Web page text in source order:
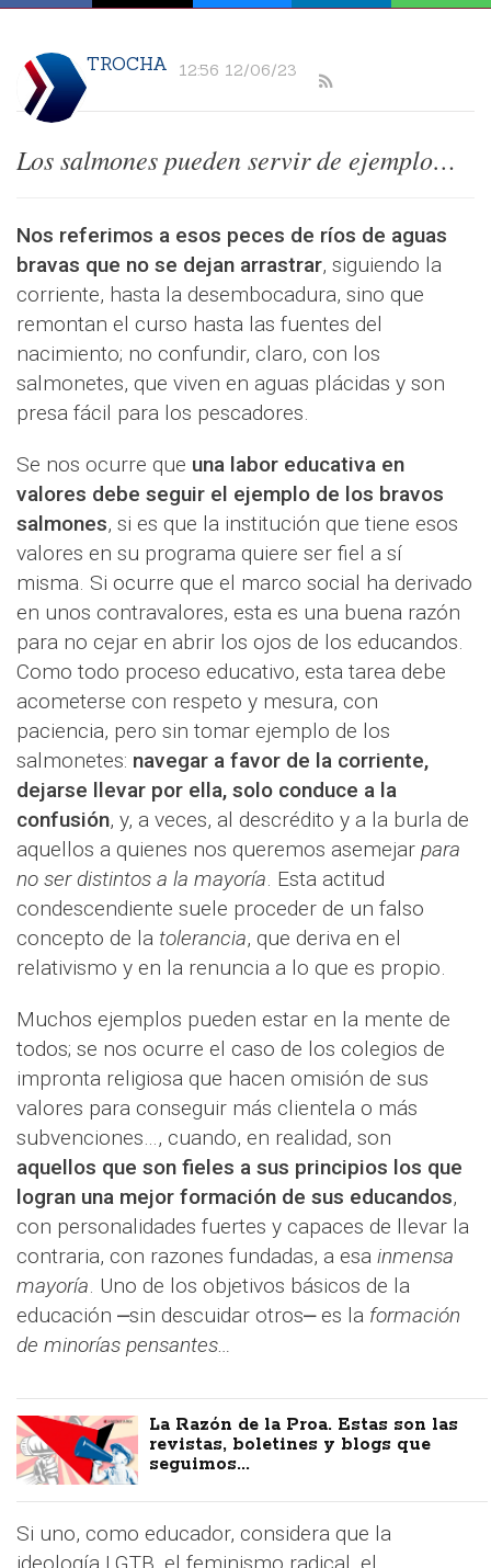
TROCHA 12:56 12/06/23
Los salmones pueden servir de ejemplo…
Nos referimos a esos peces de ríos de aguas
bravas que no se dejan arrastrar, siguiendo la
corriente, hasta la desembocadura, sino que
remontan el curso hasta las fuentes del
nacimiento; no confundir, claro, con los
salmonetes, que viven en aguas plácidas y son
presa fácil para los pescadores.
Se nos ocurre que una labor educativa en
valores debe seguir el ejemplo de los bravos
salmones, si es que la institución que tiene esos
valores en su programa quiere ser fiel a sí
misma. Si ocurre que el marco social ha derivado
en unos contravalores, esta es una buena razón
para no cejar en abrir los ojos de los educandos.
Como todo proceso educativo, esta tarea debe
acometerse con respeto y mesura, con
paciencia, pero sin tomar ejemplo de los
salmonetes: navegar a favor de la corriente,
dejarse llevar por ella, solo conduce a la
confusión, y, a veces, al descrédito y a la burla de
aquellos a quienes nos queremos asemejar para
no ser distintos a la mayoría. Esta actitud
condescendiente suele proceder de un falso
concepto de la tolerancia, que deriva en el
relativismo y en la renuncia a lo que es propio.
Muchos ejemplos pueden estar en la mente de
todos; se nos ocurre el caso de los colegios de
impronta religiosa que hacen omisión de sus
valores para conseguir más clientela o más
subvenciones…, cuando, en realidad, son
aquellos que son fieles a sus principios los que
logran una mejor formación de sus educandos,
con personalidades fuertes y capaces de llevar la
contraria, con razones fundadas, a esa inmensa
mayoría. Uno de los objetivos básicos de la
educación ⎼sin descuidar otros⎼ es la formación
de minorías pensantes…
La Razón de la Proa. Estas son las
revistas, boletines y blogs que
seguimos...
Si uno, como educador, considera que la